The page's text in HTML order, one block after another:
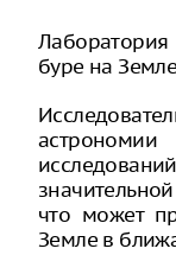
буре на
что может
Земле в